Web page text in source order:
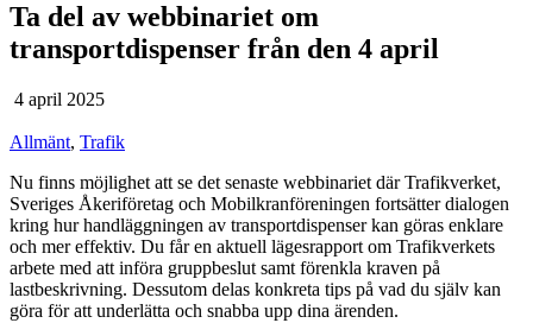
Ta del av webbinariet om
transportdispenser från den 4 april
4 april 2025
Allmänt, Trafik
Nu finns möjlighet att se det senaste webbinariet där Trafikverket,
Sveriges Åkeriföretag och Mobilkranföreningen fortsätter dialogen
kring hur handläggningen av transportdispenser kan göras enklare
och mer effektiv. Du får en aktuell lägesrapport om Trafikverkets
arbete med att införa gruppbeslut samt förenkla kraven på
lastbeskrivning. Dessutom delas konkreta tips på vad du själv kan
göra för att underlätta och snabba upp dina ärenden.